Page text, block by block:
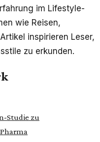
im Lifestyle-
wie Reisen,
inspirieren Leser,
zu erkunden.
Studie zu